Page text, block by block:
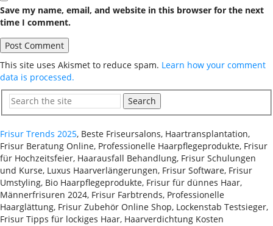
Save my name, email, and website in this browser for the next
time I comment.
This site uses Akismet to reduce spam. Learn how your comment
data is processed.
Search
Frisur Trends 2025, Beste Friseursalons, Haartransplantation,
Frisur Beratung Online, Professionelle Haarpflegeprodukte, Frisur
für Hochzeitsfeier, Haarausfall Behandlung, Frisur Schulungen
und Kurse, Luxus Haarverlängerungen, Frisur Software, Frisur
Umstyling, Bio Haarpflegeprodukte, Frisur für dünnes Haar,
Männerfrisuren 2024, Frisur Farbtrends, Professionelle
Haarglättung, Frisur Zubehör Online Shop, Lockenstab Testsieger,
Frisur Tipps für lockiges Haar, Haarverdichtung Kosten